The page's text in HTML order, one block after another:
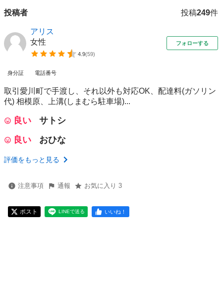
投稿者 投稿249件
アリス
女性
4.9(59)
フォローする
身分証 電話番号
取引愛川町で手渡し、それ以外も対応OK、配達料(ガソリン
代) 相模原、上溝(しまむら駐車場)...
良い
サトシ
良い
おひな
評価をもっと見る
注意事項 通報 お気に入り 3
ポスト LINEで送る いいね！